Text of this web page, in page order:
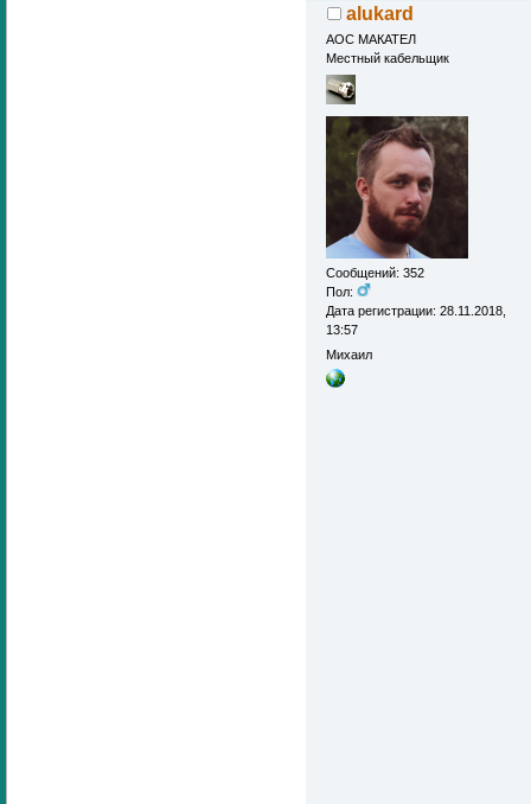
alukard
АОС МАКАТЕЛ
Местный кабельщик
Сообщений: 352
Пол:
Дата регистрации: 28.11.2018,
13:57
Михаил